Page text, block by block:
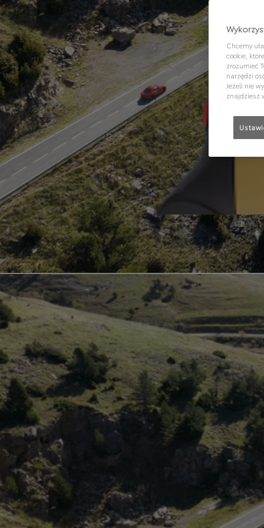
Chcemy
cookie,
zrozumieć
narzędzi
Jeżeli nie
znajdziesz